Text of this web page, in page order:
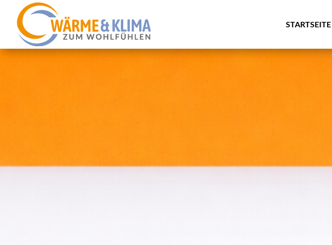
STARTSEITE